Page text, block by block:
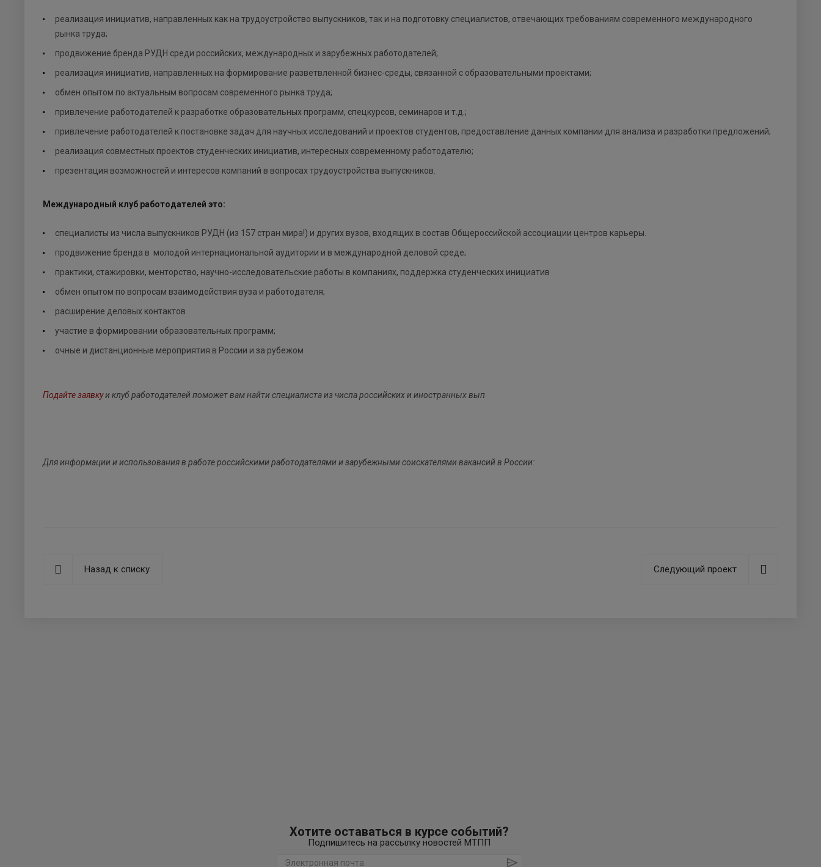
реализация инициатив, направленных как на трудоустройство выпускников, так и на подготовку специалистов, отвечающих требованиям современного международного
рынка труда;
продвижение бренда РУДН среди российских, международных и зарубежных работодателей;
реализация инициатив, направленных на формирование разветвленной бизнес-среды, связанной с образовательными проектами;
обмен опытом по актуальным вопросам современного рынка труда;
привлечение работодателей к разработке образовательных программ, спецкурсов, семинаров и т.д.;
привлечение работодателей к постановке задач для научных исследований и проектов студентов, предоставление данных компании для анализа и разработки предложений;
реализация совместных проектов студенческих инициатив, интересных современному работодателю;
презентация возможностей и интересов компаний в вопросах трудоустройства выпускников.
Международный клуб работодателей это:
специалисты из числа выпускников РУДН (из 157 стран мира!) и других вузов, входящих в состав Общероссийской ассоциации центров карьеры.
продвижение бренда в молодой интернациональной аудитории и в международной деловой среде;
практики, стажировки, менторство, научно-исследовательские работы в компаниях, поддержка студенческих инициатив
обмен опытом по вопросам взаимодействия вуза и работодателя;
расширение деловых контактов
участие в формировании образовательных программ;
очные и дистанционные мероприятия в России и за рубежом
Подайте заявкуи клуб работодателей поможет вам найти специалиста из числа российских и иностранных вып
Для информации и использования в работе российскими работодателями и зарубежными соискателями вакансий в России:
Назад к списку Следующий проект
Хотите оставаться в курсе событий?
Подпишитесь на рассылку новостей МТПП